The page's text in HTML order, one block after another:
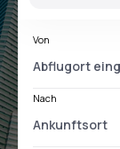
Von
Nach